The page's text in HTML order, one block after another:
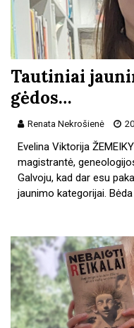
Tautiniai
gėdos…
Renata Nekrošienė
Evelina Viktorija
magistrantė,
Galvoju, kad dar esu
jaunimo kategorijai.